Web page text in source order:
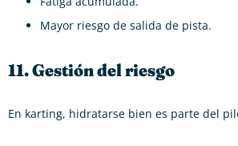
Mayor riesgo de salida de pista.
11. Gestión del riesgo
En karting, hidratarse bien es parte del